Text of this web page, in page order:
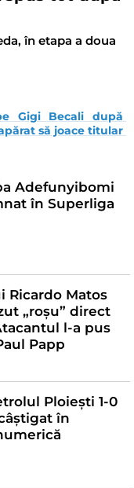
în etapa a doua
Gigi Becali după
să joace titular
Adefunyibomi
în Superliga
Ricardo Matos
„roșu” direct
l-a pus
Papp
Ploiești 1-0
în